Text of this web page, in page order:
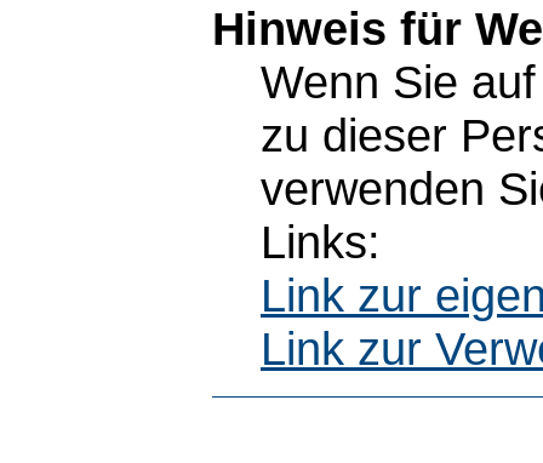
Hinweis für
Wenn Sie
zu dieser
verwenden
Links:
Link zur
Link zur